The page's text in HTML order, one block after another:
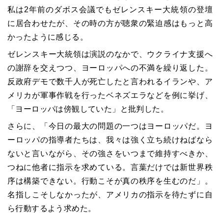
私は2年前のダボス会議でもゼレンスキー大統領の登壇
に居合わせたが、その時の方が聴衆の緊迫感はもっと高
かったように感じる。
ゼレンスキー大統領は演説のなかで、ウクライナ支援へ
の謝辞を交えつつ、ヨーロッパへの不満を繰り返した。
反政府デモで数千人が死亡したと言われるイランや、ア
メリカが軍事作戦を行ったベネズエラなどを例に挙げ、
「ヨーロッパは傍観していた」と批判した。
さらに、「今日の最大の問題の一つはヨーロッパだ。ヨ
ーロッパの指導者たちは、我々は強く立ち続けねばなら
ないと言いながら、その強さをいつまで維持すべきか、
つねに他者に指示を求めている。言葉だけでは新世界秩
序は構築できない。行動こそが真の秩序を生むのだ」。
名指しこそしなかったが、アメリカの指示を待たずに自
ら行動するよう求めた。